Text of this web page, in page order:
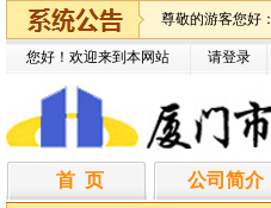
尊敬的游客您好：
您好！欢迎来到本网站 请登录
首 页 公司简介